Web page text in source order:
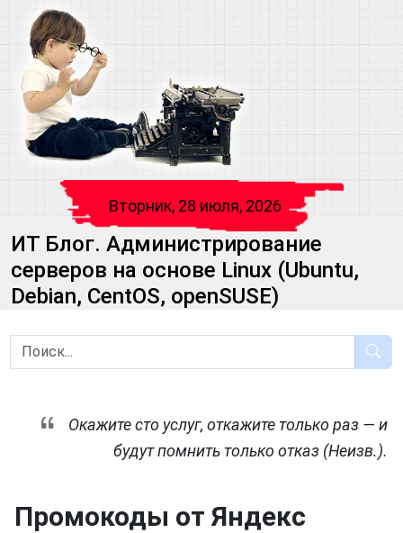
Вторник, 28 июля, 2026
ИТ Блог. Администрирование
серверов на основе Linux (Ubuntu,
Debian, CentOS, openSUSE)
Окажите сто услуг, откажите только раз — и
будут помнить только отказ (Неизв.).
Промокоды от Яндекс